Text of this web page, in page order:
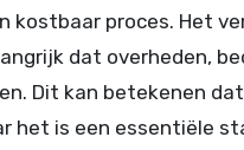
proces. Het
dat overheden,
Dit kan betekenen
het is een essentiële